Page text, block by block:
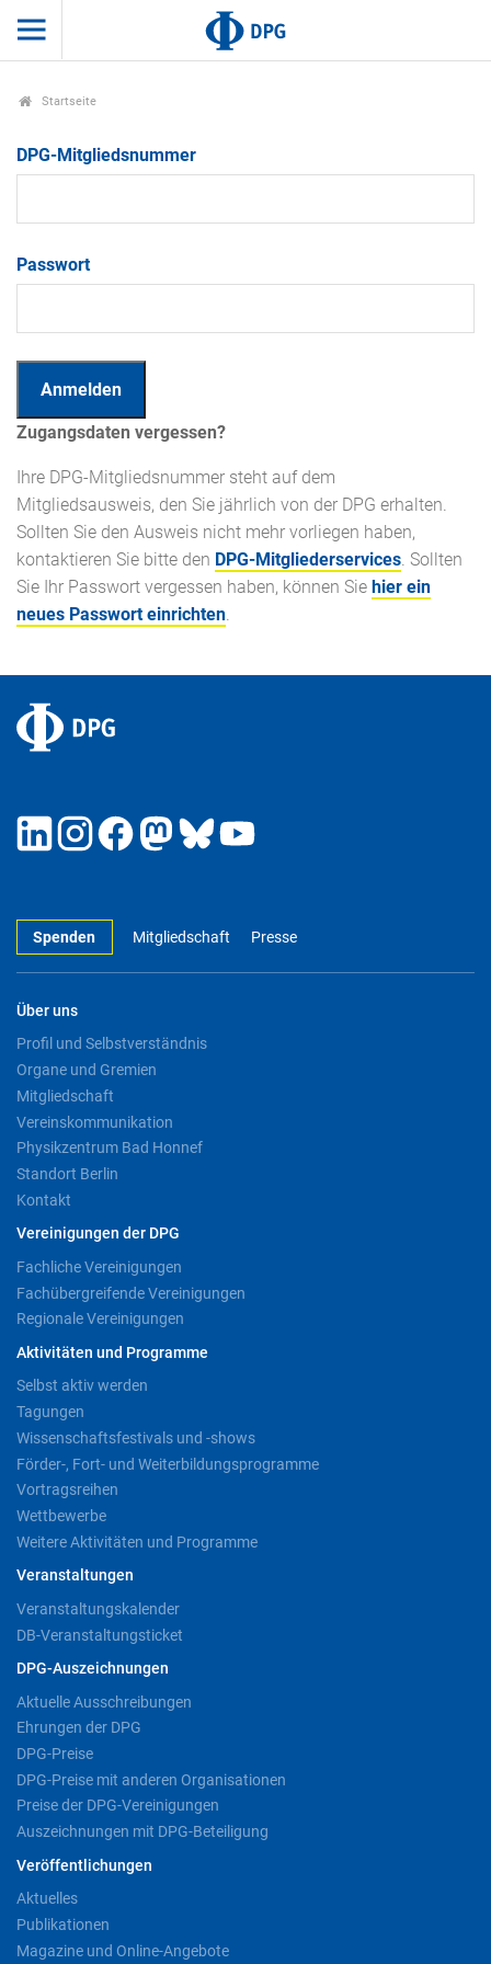
Startseite
DPG-Mitgliedsnummer
Passwort
Zugangsdaten vergessen?
Ihre DPG-Mitgliedsnummer steht auf dem
Mitgliedsausweis, den Sie jährlich von der DPG erhalten.
Sollten Sie den Ausweis nicht mehr vorliegen haben,
kontaktieren Sie bitte den DPG-Mitgliederservices . Sollten
Sie Ihr Passwort vergessen haben, können Sie hier ein
neues Passwort einrichten
Spenden Mitgliedschaft Presse
Über uns
Profil und Selbstverständnis
Organe und Gremien
Mitgliedschaft
Vereinskommunikation
Physikzentrum Bad Honnef
Standort Berlin
Kontakt
Vereinigungen der DPG
Fachliche Vereinigungen
Fachübergreifende Vereinigungen
Regionale Vereinigungen
Aktivitäten und Programme
Selbst aktiv werden
Tagungen
Wissenschaftsfestivals und -shows
Förder-, Fort- und Weiterbildungsprogramme
Vortragsreihen
Wettbewerbe
Weitere Aktivitäten und Programme
Veranstaltungen
Veranstaltungskalender
DB-Veranstaltungsticket
DPG-Auszeichnungen
Aktuelle Ausschreibungen
Ehrungen der DPG
DPG-Preise
DPG-Preise mit anderen Organisationen
Preise der DPG-Vereinigungen
Auszeichnungen mit DPG-Beteiligung
Veröffentlichungen
Aktuelles
Publikationen
Magazine und Online-Angebote